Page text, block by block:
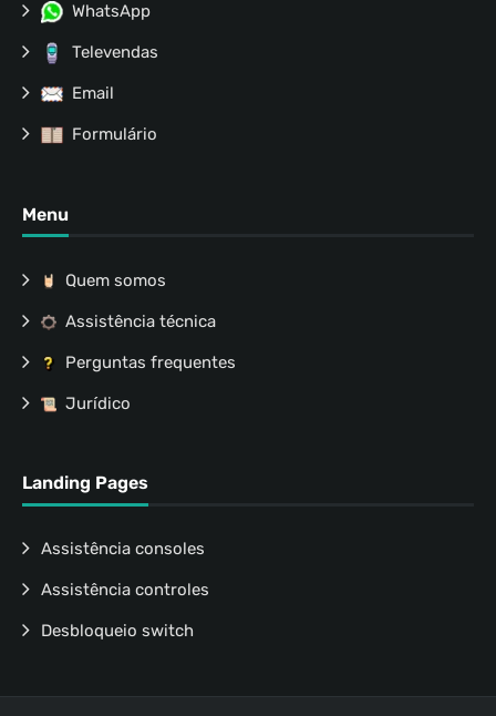
WhatsApp
Televendas
Email
Formulário
Menu
Quem somos
Assistência técnica
Perguntas frequentes
Jurídico
Landing Pages
Assistência consoles
Assistência controles
Desbloqueio switch